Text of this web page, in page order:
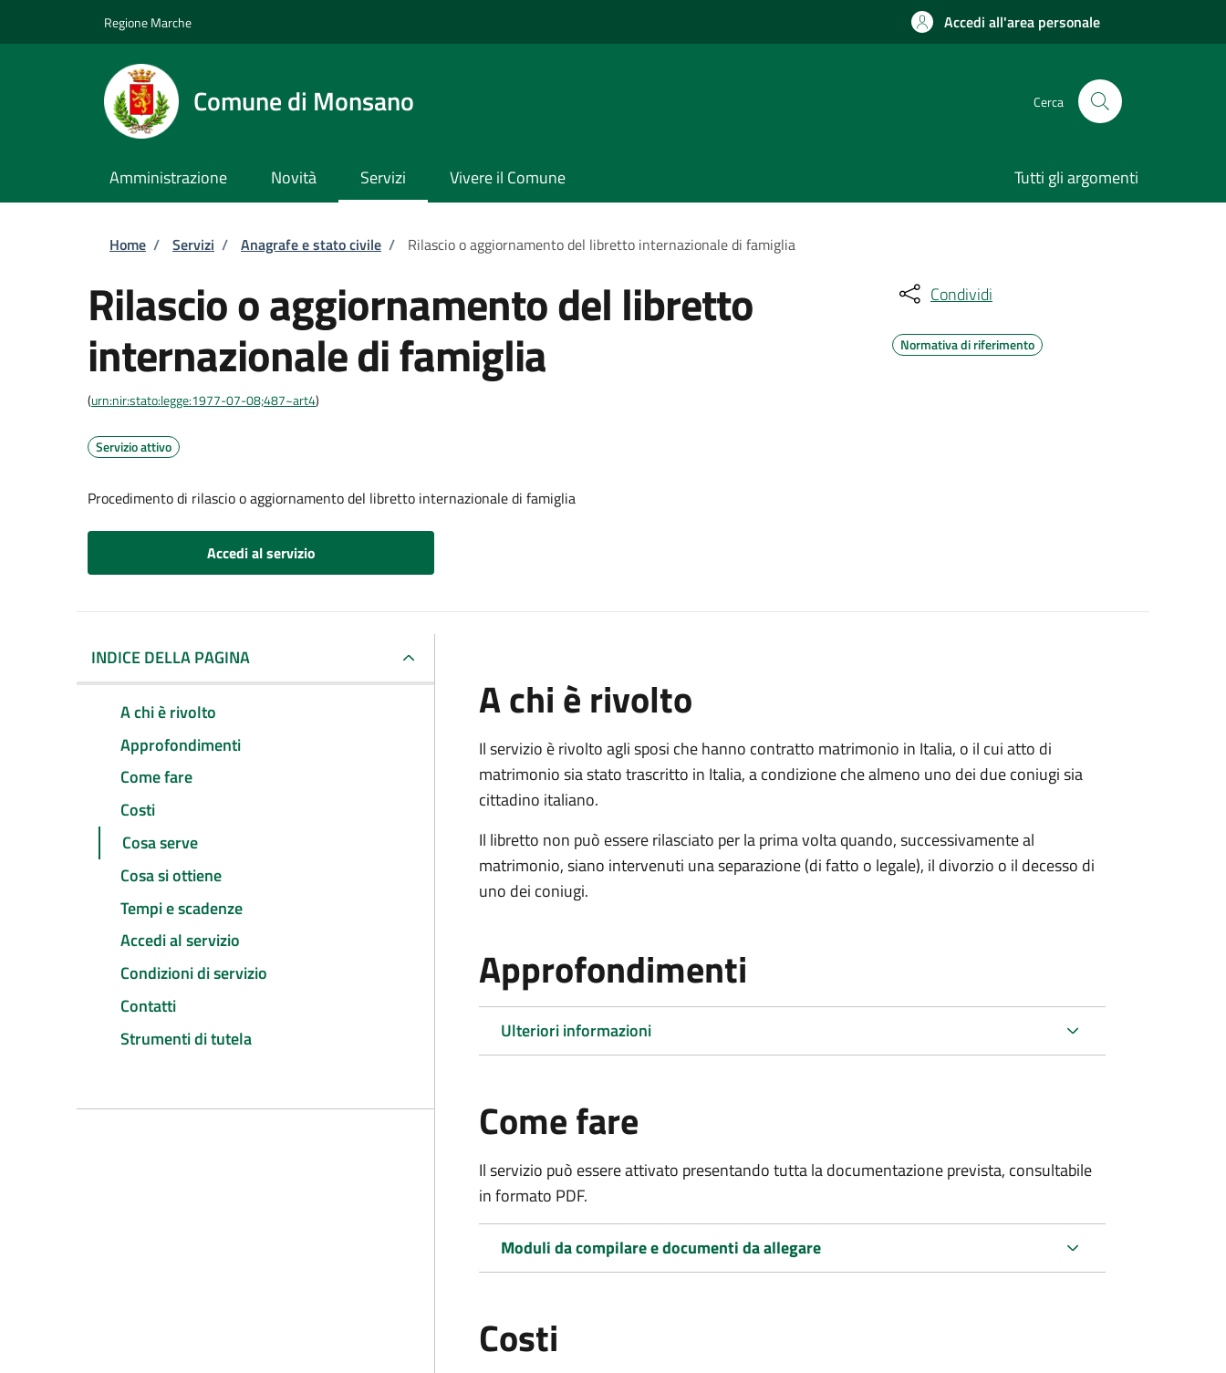
Regione Marche Accedi all'area personale
Comune di Monsano Cerca
Amministrazione Novità Servizi Vivere il Comune Tutti gli argomenti
Briciole di pane
Home / Servizi / Anagrafe e stato civile / Rilascio o aggiornamento del libretto internazionale di famiglia
Rilascio o aggiornamento del libretto
internazionale di famiglia
(urn:nir:stato:legge:1977-07-08;487~art4)
Servizio attivo
Procedimento di rilascio o aggiornamento del libretto internazionale di famiglia
Accedi al servizio
Condividi
Normativa di riferimento
INDICE DELLA PAGINA
A chi è rivolto
Approfondimenti
Come fare
Costi
Cosa serve
Cosa si ottiene
Tempi e scadenze
Accedi al servizio
Condizioni di servizio
Contatti
Strumenti di tutela
A chi è rivolto
Il servizio è rivolto agli sposi che hanno contratto matrimonio in Italia, o il cui atto di
matrimonio sia stato trascritto in Italia, a condizione che almeno uno dei due coniugi sia
cittadino italiano.
Il libretto non può essere rilasciato per la prima volta quando, successivamente al
matrimonio, siano intervenuti una separazione (di fatto o legale), il divorzio o il decesso di
uno dei coniugi.
Approfondimenti
Ulteriori informazioni
Come fare
Il servizio può essere attivato presentando tutta la documentazione prevista, consultabile
in formato PDF.
Moduli da compilare e documenti da allegare
Costi